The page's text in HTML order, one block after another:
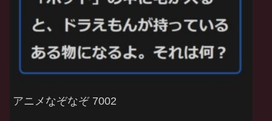
アニメなぞなぞ 7002